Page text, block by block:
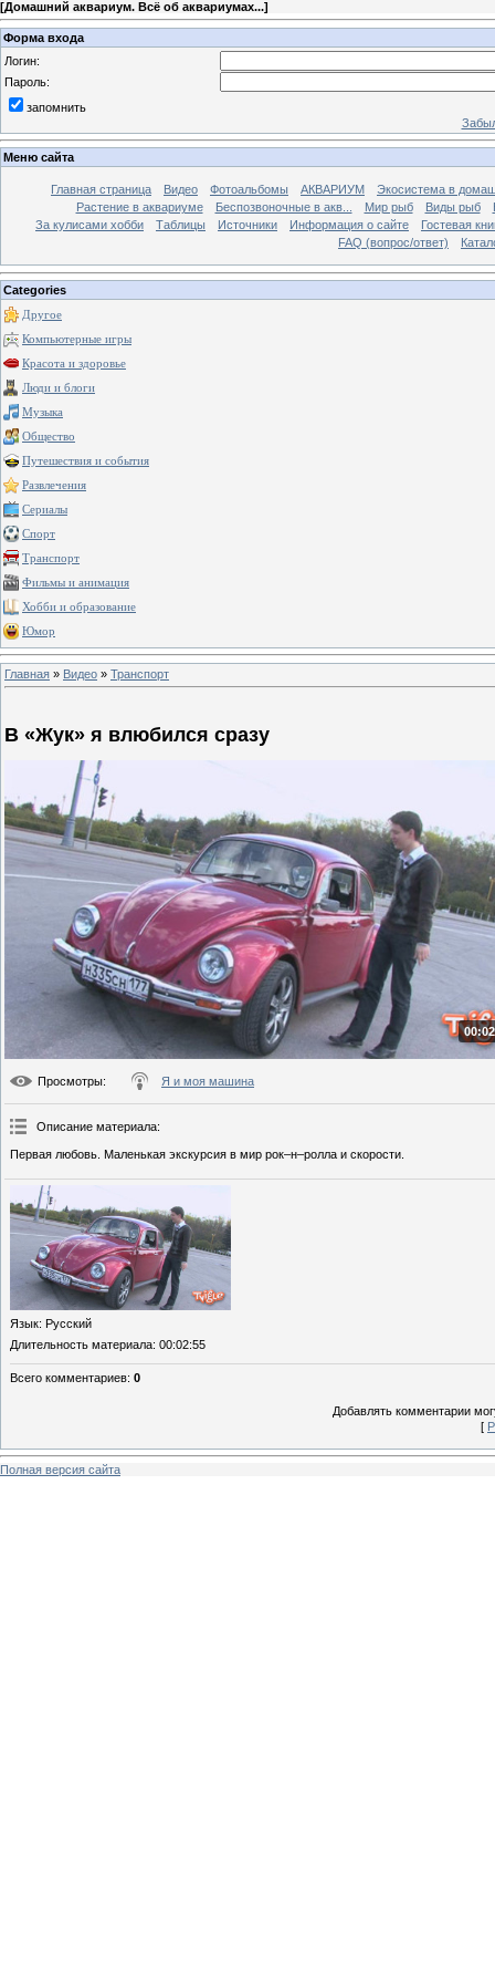
[Домашний аквариум. Всё об аквариумах...]
Форма входа
Логин:
Пароль:
запомнить
Меню сайта
Главная страница Видео Фотоальбомы АКВАРИУМ
Экосистема в
Растение в аквариуме
Беспозвоночные в акв... Мир рыб Виды рыб
За кулисами хобби
Таблицы Источники Информация о сайте
Гостевая
FAQ (вопрос/ответ)
Categories
Другое
Компьютерные игры
Красота и здоровье
Люди и блоги
Музыка
Общество
Путешествия и события
Развлечения
Сериалы
Спорт
Транспорт
Фильмы и анимация
Хобби и образование
Юмор
Главная » Видео » Транспорт
В «Жук» я влюбился сразу
Просмотры: Я и моя машина
Описание материала:
Первая любовь. Маленькая экскурсия в мир рок–н–ролла и скорости.
Язык: Русский
Длительность материала: 00:02:55
Всего комментариев: 0
Добавлять комментарии
[
Полная версия сайта